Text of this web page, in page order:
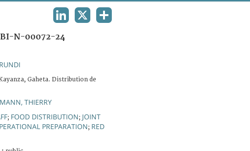
N-00072-24
Gaheta. Distribution de
THIERRY
; FOOD DISTRIBUTION; JOINT
PREPARATION; RED